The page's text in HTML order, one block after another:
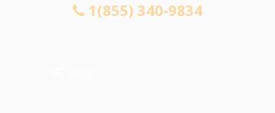
1(855) 340-9834